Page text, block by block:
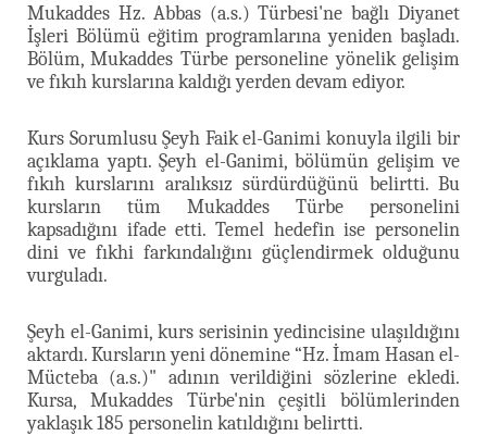
Mukaddes Hz. Abbas (a.s.) Türbesi'ne bağlı Diyanet
İşleri Bölümü eğitim programlarına yeniden başladı.
Bölüm, Mukaddes Türbe personeline yönelik gelişim
ve fıkıh kurslarına kaldığı yerden devam ediyor.
Kurs Sorumlusu Şeyh Faik el-Ganimi konuyla ilgili bir
açıklama yaptı. Şeyh el-Ganimi, bölümün gelişim ve
fıkıh kurslarını aralıksız sürdürdüğünü belirtti. Bu
kursların tüm Mukaddes Türbe personelini
kapsadığını ifade etti. Temel hedefin ise personelin
dini ve fıkhi farkındalığını güçlendirmek olduğunu
vurguladı.
Şeyh el-Ganimi, kurs serisinin yedincisine ulaşıldığını
aktardı. Kursların yeni dönemine “Hz. İmam Hasan el-
Mücteba (a.s.)" adının verildiğini sözlerine ekledi.
Kursa, Mukaddes Türbe'nin çeşitli bölümlerinden
yaklaşık 185 personelin katıldığını belirtti.